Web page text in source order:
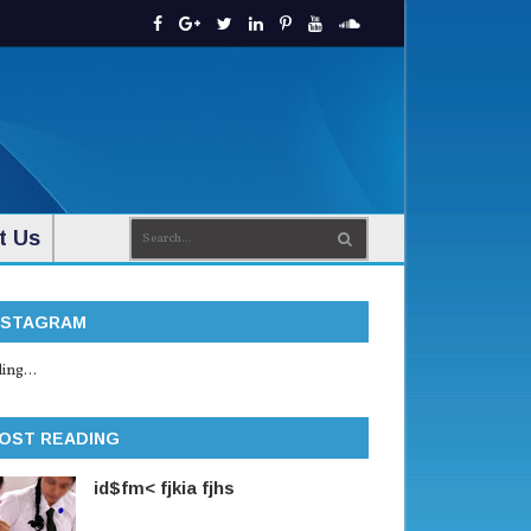
Us
READING
id$fm< fjkia fjhs